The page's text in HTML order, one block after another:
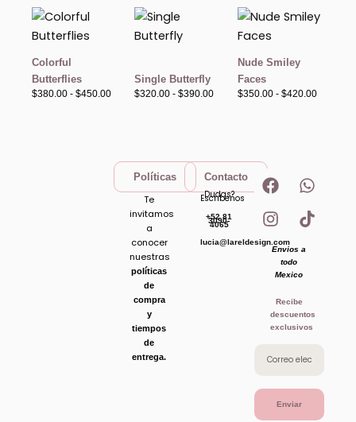
Colorful
Butterflies
$380.00 - $450.00
Rango
precios:
$450.00Single Butterfly
$320.00 - $390.00
Rango
precios:
$320.00
$390.00
Nude Smiley
Faces
$350.00 - $420.00
de
Políticas
Te
invitamos
a
conocer
nuestras
políticas
de
compra
y
tiempos
de
entrega.
Contacto
Dudas?
Escribenos
+52 81
3090-
4065
lucia@lareldesign.com
F
a
c
e
b
o
o
k
W
h
a
t
I
n
s
t
a
g
r
a
m
T
i
k
t
Envios a
todo
Mexico
Recibe
descuentos
exclusivos
Enviar